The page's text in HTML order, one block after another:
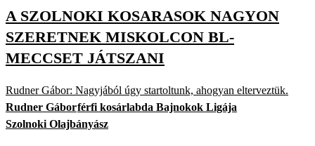
A SZOLNOKI KOSARASOK NAGYON
SZERETNEK MISKOLCON BL-
MECCSET JÁTSZANI
Rudner Gábor: Nagyjából úgy startoltunk, ahogyan elterveztük.
Rudner Gáborférfi kosárlabda Bajnokok Ligája
Szolnoki Olajbányász